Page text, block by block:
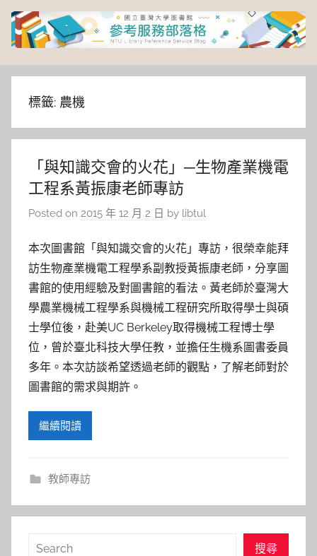
Skip
content
臺
灣
大
學
圖
書
館
參
考
服
標籤: 農機
「與知識交會的火花」─生物產業機電
工程系黃振康老師專訪
Posted on 2015 年 12 月 2 日 by libtul
本次圖書館「與知識交會的火花」專訪，很榮幸能拜
訪生物產業機電工程學系副教授黃振康老師，分享圖
書館的使用經驗及對圖書館的看法。黃老師於臺灣大
學農業機械工程學系與機械工程研究所取得學士與碩
士學位後，赴美UC Berkeley取得機械工程博士學
位，曾於臺北科技大學任教，並擔任生機系圖書委員
多年。本次訪談希望透過老師的觀點，了解老師對於
圖書館的需求與期許。
繼續閱讀
教師專訪
搜
搜尋